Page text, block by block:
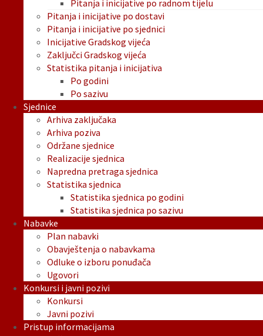
Pitanja i inicijative po radnom tijelu
Pitanja i inicijative po dostavi
Pitanja i inicijative po sjednici
Inicijative Gradskog vijeća
Zaključci Gradskog vijeća
Statistika pitanja i inicijativa
Po godini
Po sazivu
Sjednice
Arhiva zaključaka
Arhiva poziva
Održane sjednice
Realizacije sjednica
Napredna pretraga sjednica
Statistika sjednica
Statistika sjednica po godini
Statistika sjednica po sazivu
Nabavke
Plan nabavki
Obavještenja o nabavkama
Odluke o izboru ponuđača
Ugovori
Konkursi i javni pozivi
Konkursi
Javni pozivi
Pristup informacijama